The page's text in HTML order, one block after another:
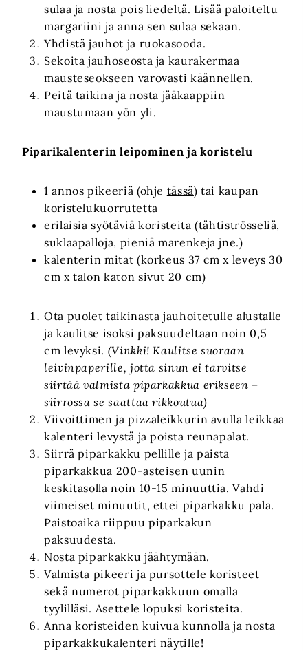
sulaa ja nosta pois liedeltä. Lisää paloiteltu
margariini ja anna sen sulaa sekaan.
Yhdistä jauhot ja ruokasooda.
Sekoita jauhoseosta ja kaurakermaa
mausteseokseen varovasti käännellen.
Peitä taikina ja nosta jääkaappiin
maustumaan yön yli.
Piparikalenterin leipominen ja koristelu
1 annos pikeeriä (ohje tässä) tai kaupan
koristelukuorrutetta
erilaisia syötäviä koristeita (tähtiströsseliä,
suklaapalloja, pieniä marenkeja jne.)
kalenterin mitat (korkeus 37 cm x leveys 30
cm x talon katon sivut 20 cm)
Ota puolet taikinasta jauhoitetulle alustalle
ja kaulitse isoksi paksuudeltaan noin 0,5
cm levyksi. (Vinkki! Kaulitse suoraan
leivinpaperille, jotta sinun ei tarvitse
siirtää valmista piparkakkua erikseen –
siirrossa se saattaa rikkoutua)
Viivoittimen ja pizzaleikkurin avulla leikkaa
kalenteri levystä ja poista reunapalat.
Siirrä piparkakku pellille ja paista
piparkakkua 200-asteisen uunin
keskitasolla noin 10-15 minuuttia. Vahdi
viimeiset minuutit, ettei piparkakku pala.
Paistoaika riippuu piparkakun
paksuudesta.
Nosta piparkakku jäähtymään.
Valmista pikeeri ja pursottele koristeet
sekä numerot piparkakkuun omalla
tyylilläsi. Asettele lopuksi koristeita.
Anna koristeiden kuivua kunnolla ja nosta
piparkakkukalenteri näytille!